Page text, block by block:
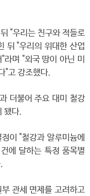
"우리는 친구와 적들로
뒤 "우리의 위대한 산업
며 "외국 땅이 아닌 미
"고 강조했다.
더불어 주요 대미 철강
됐다.
이 "철강과 알루미늄에
에 달하는 특정 품목별
관세 면제를 고려하고